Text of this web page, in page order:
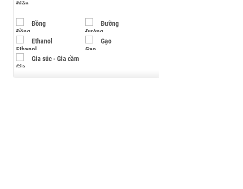
Đồng Đường
Ethanol Gạo
Gia súc - Gia cầm